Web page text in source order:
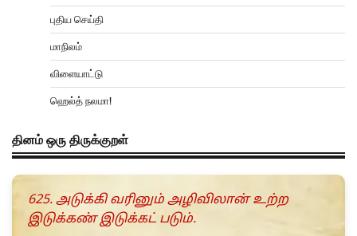
புதிய செய்தி
மாநிலம்
விளையாட்டு
ஹெல்த் நலமா!
தினம் ஒரு திருக்குறள்
625. அடுக்கி வரினும் அழிவிலான் உற்ற
இடுக்கண் இடுக்கட் படும்.